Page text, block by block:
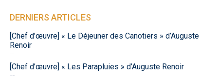
DERNIERS ARTICLES
[Chef d’œuvre] « Le Déjeuner des Canotiers » d’Auguste
Renoir
[Chef d’œuvre] « Les Parapluies » d’Auguste Renoir